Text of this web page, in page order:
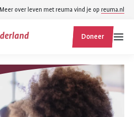
Meer over leven met reuma vind je op reuma.nl
Doneer